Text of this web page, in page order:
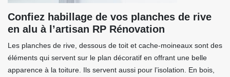
Confiez habillage de vos planches de rive
en alu à l’artisan RP Rénovation
Les planches de rive, dessous de toit et cache-moineaux sont des
éléments qui servent sur le plan décoratif en offrant une belle
apparence à la toiture. Ils servent aussi pour l’isolation. En bois,